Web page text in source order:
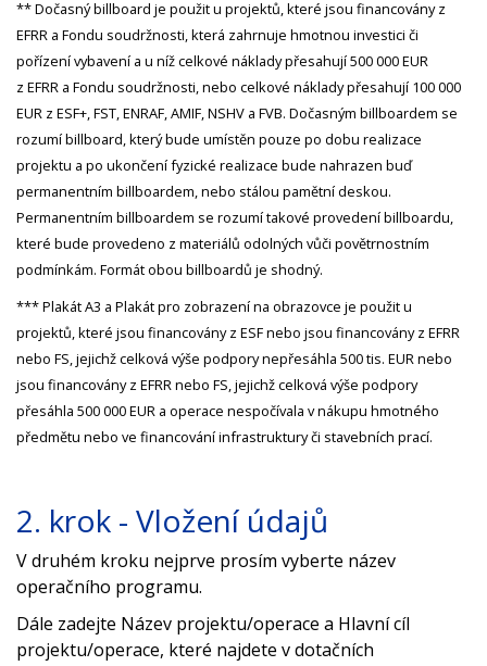
** Dočasný billboard je použit u projektů, které jsou financovány z
EFRR a Fondu soudržnosti, která zahrnuje hmotnou investici či
pořízení vybavení a u níž celkové náklady přesahují 500 000 EUR
z EFRR a Fondu soudržnosti, nebo celkové náklady přesahují 100 000
EUR z ESF+, FST, ENRAF, AMIF, NSHV a FVB. Dočasným billboardem se
rozumí billboard, který bude umístěn pouze po dobu realizace
projektu a po ukončení fyzické realizace bude nahrazen buď
permanentním billboardem, nebo stálou pamětní deskou.
Permanentním billboardem se rozumí takové provedení billboardu,
které bude provedeno z materiálů odolných vůči povětrnostním
podmínkám. Formát obou billboardů je shodný.
*** Plakát A3 a Plakát pro zobrazení na obrazovce je použit u
projektů, které jsou financovány z ESF nebo jsou financovány z EFRR
nebo FS, jejichž celková výše podpory nepřesáhla 500 tis. EUR nebo
jsou financovány z EFRR nebo FS, jejichž celková výše podpory
přesáhla 500 000 EUR a operace nespočívala v nákupu hmotného
předmětu nebo ve financování infrastruktury či stavebních prací.
2. krok - Vložení údajů
V druhém kroku nejprve prosím vyberte název
operačního programu.
Dále zadejte Název projektu/operace a Hlavní cíl
projektu/operace, které najdete v dotačních